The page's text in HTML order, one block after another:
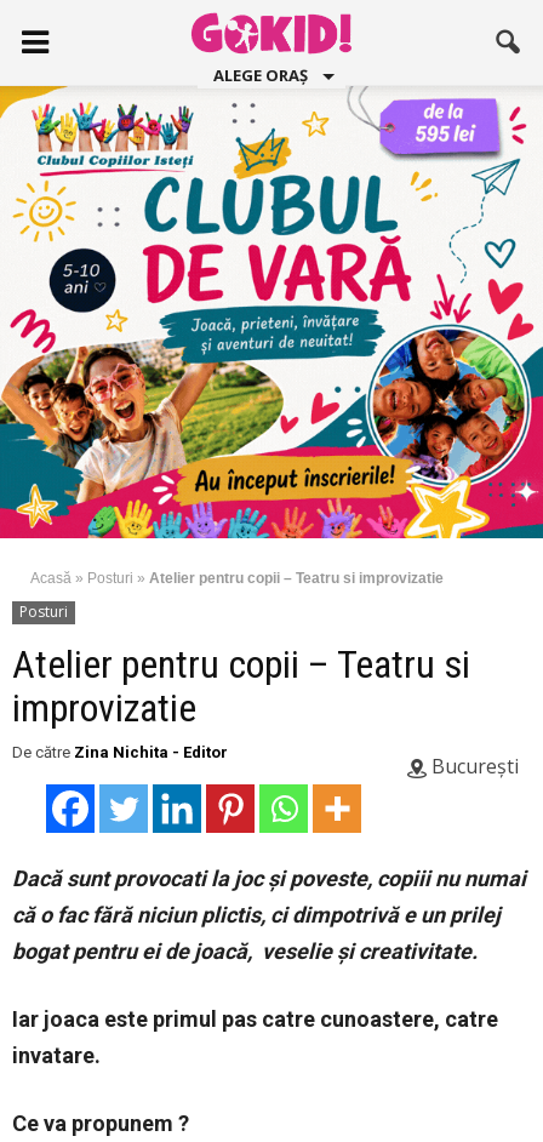
ALEGE ORAȘ
Acasă » Posturi » Atelier pentru copii – Teatru si improvizatie
Posturi
Atelier pentru copii – Teatru si
improvizatie
București
De către Zina Nichita - Editor
Dacă sunt provocati la joc și poveste, copiii nu numai
că o fac fără niciun plictis, ci dimpotrivă e un prilej
bogat pentru ei de joacă, veselie și creativitate.
Iar joaca este primul pas catre cunoastere, catre
invatare.
Ce va propunem ?